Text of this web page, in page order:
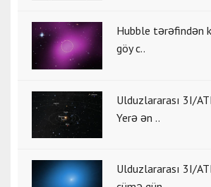
Hubble tərəfindən
göy c..
Ulduzlararası 3I/
Yerə ən ..
Ulduzlararası 3I/